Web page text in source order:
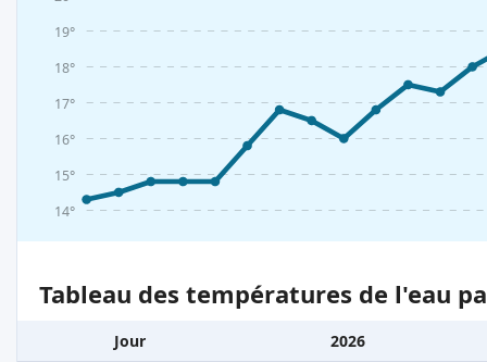
14°
15°
16°
17°
18°
19°
Tableau des températures de l'eau
Jour
2026